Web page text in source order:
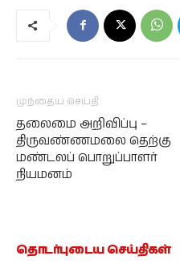
முந்தைய செய்தி
தலைமை அறிவிப்பு –
திருவண்ணமலை தெற்கு
மண்டலப் பொறுப்பாளர்
நியமனம்
தொடர்புடைய செய்திகள்